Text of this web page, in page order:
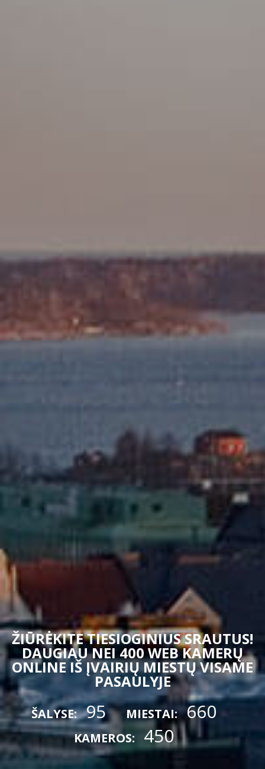
ŽIŪRĖKITE TIESIOGINIUS SRAUTUS!
DAUGIAU NEI 400 WEB KAMERŲ
ONLINE IŠ ĮVAIRIŲ MIESTŲ VISAME
PASAULYJE
ŠALYSE: 95 MIESTAI: 660
KAMEROS: 450